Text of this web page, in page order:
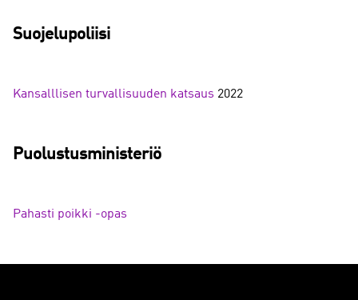
Suojelupoliisi
Kansalllisen turvallisuuden katsaus 2022
Puolustusministeriö
Pahasti poikki -opas